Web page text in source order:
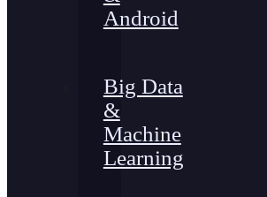
Android
Big Data
&
Machine
Learning